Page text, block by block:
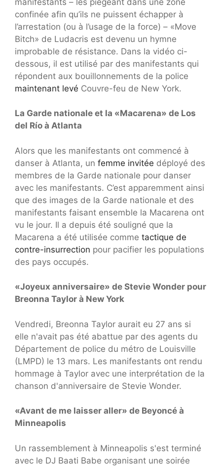
confinée afin qu’ils ne puissent échapper à
l’arrestation (ou à l’usage de la force) – «Move
Bitch» de Ludacris est devenu un hymne
improbable de résistance. Dans la vidéo ci-
dessous, il est utilisé par des manifestants qui
répondent aux bouillonnements de la police
maintenant levé Couvre-feu de New York.
La Garde nationale et la «Macarena» de Los
del Río à Atlanta
Alors que les manifestants ont commencé à
danser à Atlanta, un femme invitée déployé des
membres de la Garde nationale pour danser
avec les manifestants. C’est apparemment ainsi
que des images de la Garde nationale et des
manifestants faisant ensemble la Macarena ont
vu le jour. Il a depuis été souligné que la
Macarena a été utilisée comme tactique de
contre-insurrection pour pacifier les populations
des pays occupés.
«Joyeux anniversaire» de Stevie Wonder pour
Breonna Taylor à New York
Vendredi, Breonna Taylor aurait eu 27 ans si
elle n'avait pas été abattue par des agents du
Département de police du métro de Louisville
(LMPD) le 13 mars. Les manifestants ont rendu
hommage à Taylor avec une interprétation de la
chanson d'anniversaire de Stevie Wonder.
«Avant de me laisser aller» de Beyoncé à
Minneapolis
Un rassemblement à Minneapolis s'est terminé
avec le DJ Baati Babe organisant une soirée